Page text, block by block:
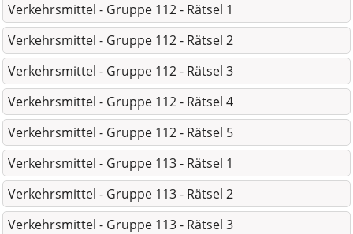
Verkehrsmittel - Gruppe 112 - Rätsel 1
Verkehrsmittel - Gruppe 112 - Rätsel 2
Verkehrsmittel - Gruppe 112 - Rätsel 3
Verkehrsmittel - Gruppe 112 - Rätsel 4
Verkehrsmittel - Gruppe 112 - Rätsel 5
Verkehrsmittel - Gruppe 113 - Rätsel 1
Verkehrsmittel - Gruppe 113 - Rätsel 2
Verkehrsmittel - Gruppe 113 - Rätsel 3